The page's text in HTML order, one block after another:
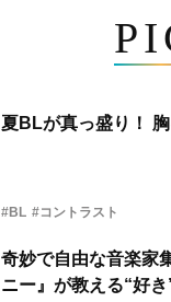
夏BLが真っ盛り！
#BL #コントラスト
奇妙で自由な音楽家
ニー』が教える“好